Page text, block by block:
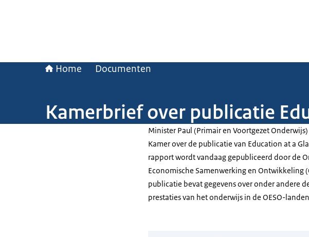
Home Documenten
Kamerbrief over publicatie
Minister Paul (Primair en Voortgezet
Kamer over de publicatie van Education at a
rapport wordt vandaag gepubliceerd door de
Economische Samenwerking en Ontwikkeling
publicatie bevat gegevens over onder andere
prestaties van het onderwijs in de OESO-